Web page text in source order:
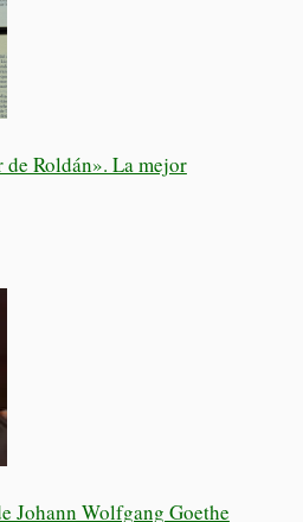
de Roldán». La mejor
Johann Wolfgang Goethe